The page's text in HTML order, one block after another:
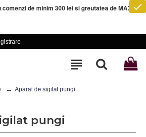
de minim 300 lei si greutatea de MAXIM 5
Aparat de sigilat pungi
pungi